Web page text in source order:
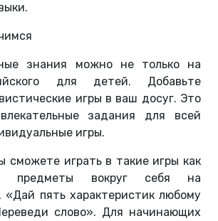
знания можно не только на
для детей. Добавьте
игры в ваш досуг. Это
задания для всей
игры.
сможете играть в такие игры как
предметы вокруг себя на
«Дай пять характеристик любому
слово». Для начинающих